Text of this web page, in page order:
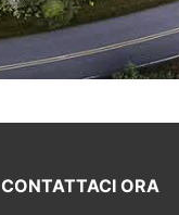
CONTATTACI ORA